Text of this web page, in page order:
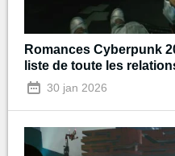
Romances Cyberpunk
liste de toute les
30 jan 2026